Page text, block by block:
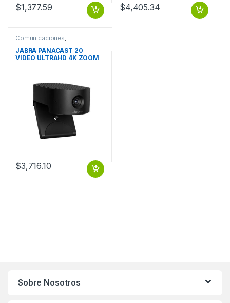
$1,377.59 $4,405.34
Comunicaciones
Videoconferencia
JABRA PANACAST 20
VIDEO ULTRAHD 4K ZOOM
$3,716.10
Sobre Nosotros